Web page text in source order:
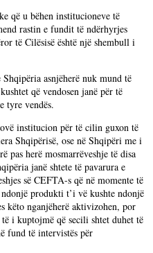
që u bëhen institucioneve të
rastin e fundit të ndërhyrjes
të Cilësisë është një shembull i
asnjëherë nuk mund të
që vendosen janë për të
tyre vendës.
institucion për të cilin guxon të
Shqipërisë, ose në Shqipëri me i
pas herë mosmarrëveshje të disa
janë shtete të pavarura e
së CEFTA-s që në momente të
produkti t’i vë kushte ndonjë
këto nganjëherë aktivizohen, por
i kuptojmë që secili shtet duhet të
fund të intervistës për